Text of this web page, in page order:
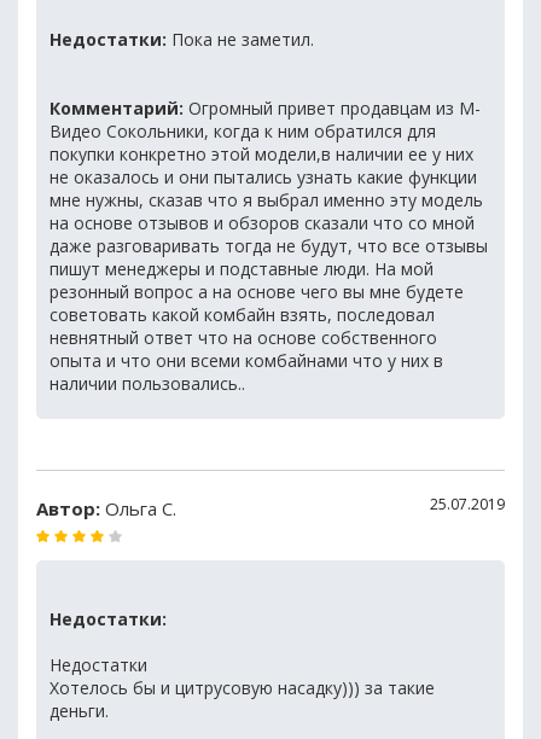
Недостатки: Пока не заметил.
Комментарий: Огромный привет продавцам из М-
Видео Сокольники, когда к ним обратился для
покупки конкретно этой модели,в наличии ее у них
не оказалось и они пытались узнать какие функции
мне нужны, сказав что я выбрал именно эту модель
на основе отзывов и обзоров сказали что со мной
даже разговаривать тогда не будут, что все отзывы
пишут менеджеры и подставные люди. На мой
резонный вопрос а на основе чего вы мне будете
советовать какой комбайн взять, последовал
невнятный ответ что на основе собственного
опыта и что они всеми комбайнами что у них в
наличии пользовались..
Автор: Ольга С. 25.07.2019
Недостатки:
Недостатки
Хотелось бы и цитрусовую насадку))) за такие
деньги.